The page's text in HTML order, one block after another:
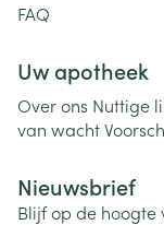
FAQ
Uw apotheek
Over ons Nuttige
van wacht
Nieuwsbrief
Blijf op de hoogte